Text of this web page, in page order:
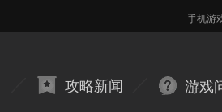
手机游
攻略新闻 游戏